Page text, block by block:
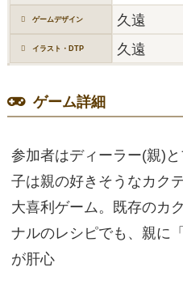
ゲームデザイン 久遠
イラスト・DTP 久遠
ゲーム詳細
参加者はディーラー(親)と
子は親の好きそうなカク
大喜利ゲーム。既存のカ
ナルのレシピでも、親に
が肝心